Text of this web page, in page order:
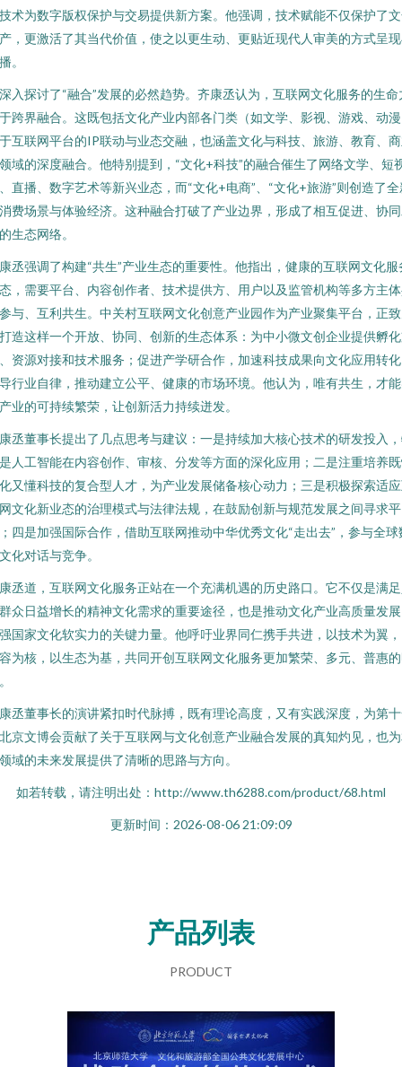
术为数字版权保护与交易提供新方案。他强调，技术赋能不仅保护了
，更激活了其当代价值，使之以更生动、更贴近现代人审美的方式呈
。
入探讨了“融合”发展的必然趋势。齐康丞认为，互联网文化服务的生命
跨界融合。这既包括文化产业内部各门类（如文学、影视、游戏、动
互联网平台的IP联动与业态交融，也涵盖文化与科技、旅游、教育、
域的深度融合。他特别提到，“文化+科技”的融合催生了网络文学、短
直播、数字艺术等新兴业态，而“文化+电商”、“文化+旅游”则创造了全
费场景与体验经济。这种融合打破了产业边界，形成了相互促进、协
生态网络。
丞强调了构建“共生”产业生态的重要性。他指出，健康的互联网文化服
，需要平台、内容创作者、技术提供方、用户以及监管机构等多方主
与、互利共生。中关村互联网文化创意产业园作为产业聚集平台，正
造这样一个开放、协同、创新的生态体系：为中小微文创企业提供孵
资源对接和技术服务；促进产学研合作，加速科技成果向文化应用转
行业自律，推动建立公平、健康的市场环境。他认为，唯有共生，才
业的可持续繁荣，让创新活力持续迸发。
丞董事长提出了几点思考与建议：一是持续加大核心技术的研发投入
人工智能在内容创作、审核、分发等方面的深化应用；二是注重培养
又懂科技的复合型人才，为产业发展储备核心动力；三是积极探索适
文化新业态的治理模式与法律法规，在鼓励创新与规范发展之间寻求平
四是加强国际合作，借助互联网推动中华优秀文化“走出去”，参与全球
化对话与竞争。
丞道，互联网文化服务正站在一个充满机遇的历史路口。它不仅是满
众日益增长的精神文化需求的重要途径，也是推动文化产业高质量发
国家文化软实力的关键力量。他呼吁业界同仁携手共进，以技术为翼
为核，以生态为基，共同开创互联网文化服务更加繁荣、多元、普惠
丞董事长的演讲紧扣时代脉搏，既有理论高度，又有实践深度，为第
京文博会贡献了关于互联网与文化创意产业融合发展的真知灼见，也
域的未来发展提供了清晰的思路与方向。
如若转载，请注明出处：http://www.th6288.com/product/68.html
更新时间：2026-08-06 21:09:09
产品列表
PRODUCT